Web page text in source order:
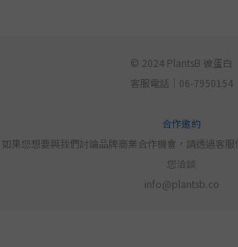
© 2024 PlantsB 彼蛋白
客服電話｜06-7950154
合作邀約
如果您想要與我們討論品牌商業合作機會，請透過客
您洽談
info@plantsb.co